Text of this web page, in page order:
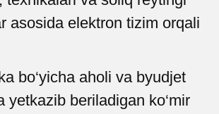
asosida elektron tizim orqali
bo‘yicha aholi va byudjet
yetkazib beriladigan ko‘mir